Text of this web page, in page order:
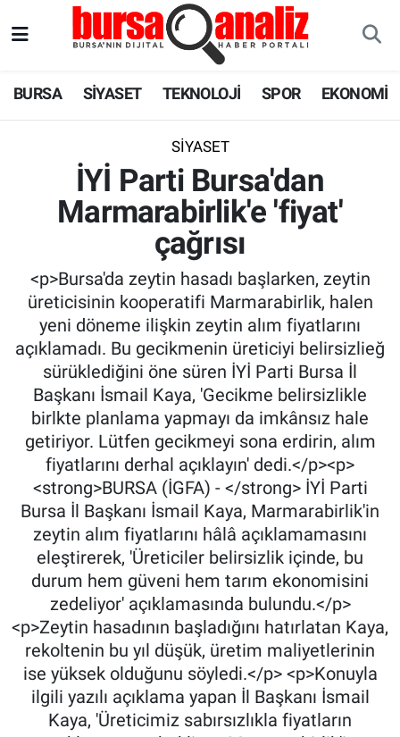
BURSA SİYASET TEKNOLOJİ SPOR EKONOMİ
SİYASET
İYİ Parti Bursa'dan
Marmarabirlik'e 'fiyat'
çağrısı
<p>Bursa'da zeytin hasadı başlarken, zeytin
üreticisinin kooperatifi Marmarabirlik, halen
yeni döneme ilişkin zeytin alım fiyatlarını
açıklamadı. Bu gecikmenin üreticiyi belirsizlieğ
sürüklediğini öne süren İYİ Parti Bursa İl
Başkanı İsmail Kaya, 'Gecikme belirsizlikle
birlkte planlama yapmayı da imkânsız hale
getiriyor. Lütfen gecikmeyi sona erdirin, alım
fiyatlarını derhal açıklayın' dedi.</p><p>
<strong>BURSA (İGFA) - </strong> İYİ Parti
Bursa İl Başkanı İsmail Kaya, Marmarabirlik'in
zeytin alım fiyatlarını hâlâ açıklamamasını
eleştirerek, 'Üreticiler belirsizlik içinde, bu
durum hem güveni hem tarım ekonomisini
zedeliyor' açıklamasında bulundu.</p>
<p>Zeytin hasadının başladığını hatırlatan Kaya,
rekoltenin bu yıl düşük, üretim maliyetlerinin
ise yüksek olduğunu söyledi.</p> <p>Konuyla
ilgili yazılı açıklama yapan İl Başkanı İsmail
Kaya, 'Üreticimiz sabırsızlıkla fiyatların
TEKNOLOJİ
SPOR
SAĞLIK
ASTROLOJİ
BLOG
Trafik Durumu
Süper Lig Puan Durumu ve Fikstür
Son Dakika Haberleri
Haber Arşivi